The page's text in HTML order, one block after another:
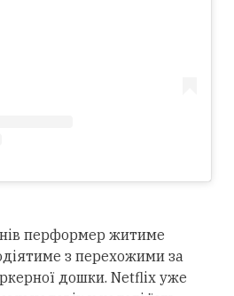
перформер житиме
з перехожими за
дошки. Netflix уже